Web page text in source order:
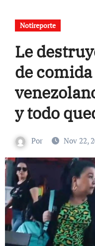
Notireporte
Le
de
y todo
Por Nov 22,